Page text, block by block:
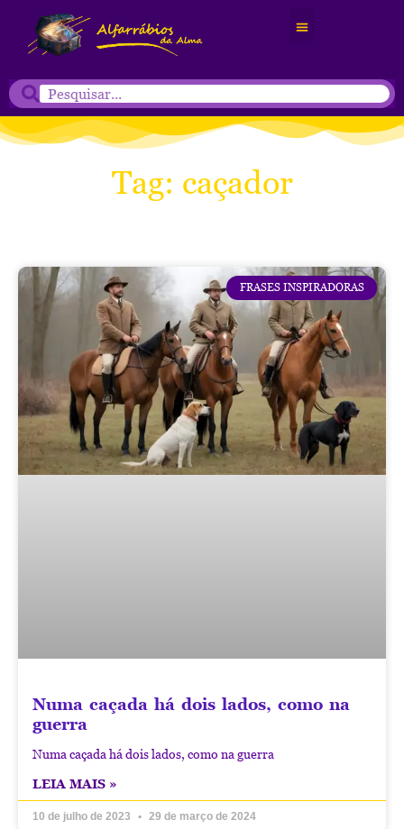
Tag: caçador
FRASES INSPIRADORAS
Numa caçada há dois lados, como na
guerra
Numa caçada há dois lados, como na guerra
LEIA MAIS »
10 de julho de 2023 29 de março de 2024